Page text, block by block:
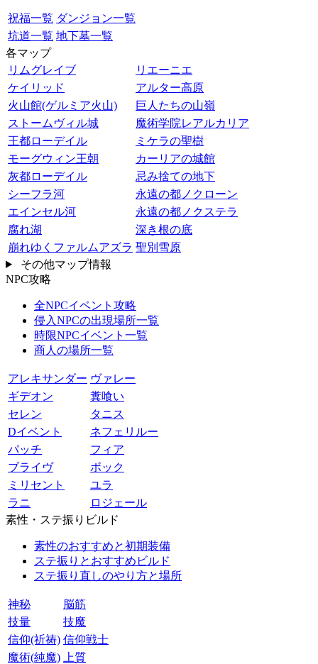
祝福一覧 ダンジョン一覧
坑道一覧 地下墓一覧
各マップ
リムグレイブ
リエーニエ
ケイリッド
アルター高原
火山館(ゲルミア火山)
巨人たちの山嶺
ストームヴィル城
魔術学院レアルカリア
王都ローデイル
ミケラの聖樹
モーグウィン王朝
カーリアの城館
灰都ローデイル
忌み捨ての地下
シーフラ河
永遠の都ノクローン
エインセル河
永遠の都ノクステラ
腐れ湖
深き根の底
崩れゆくファルムアズラ 聖別雪原
その他マップ情報
NPC攻略
全NPCイベント攻略
侵入NPCの出現場所一覧
時限NPCイベント一覧
商人の場所一覧
アレキサンダー ヴァレー
ギデオン
糞喰い
セレン
タニス
Dイベント
ネフェリルー
パッチ
フィア
ブライヴ
ボック
ミリセント
ユラ
ラニ
ロジェール
素性・ステ振りビルド
素性のおすすめと初期装備
ステ振りとおすすめビルド
ステ振り直しのやり方と場所
神秘
脳筋
技量
技魔
信仰(祈祷) 信仰戦士
魔術(純魔)
上質